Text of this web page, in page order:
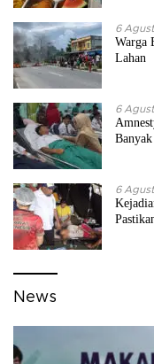
6
Warga
Lahan
6
6
News